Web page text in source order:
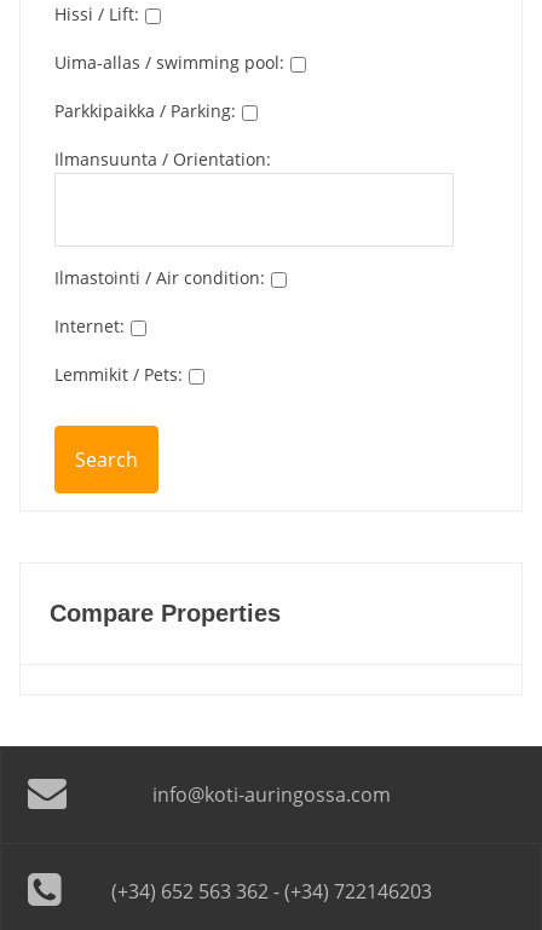
Hissi / Lift:
Uima-allas / swimming pool:
Parkkipaikka / Parking:
Ilmansuunta / Orientation:
Ilmastointi / Air condition:
Internet:
Lemmikit / Pets:
Compare Properties
info@koti-auringossa.com
(+34) 652 563 362 - (+34) 722146203